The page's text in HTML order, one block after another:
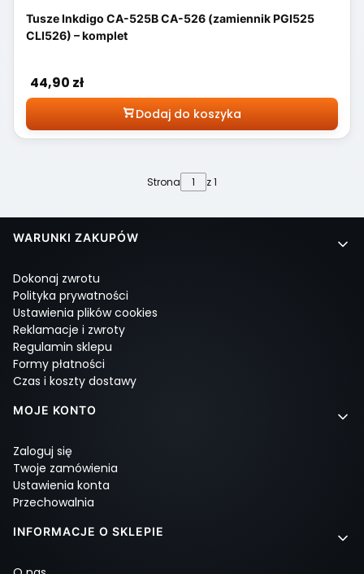
Tusze Inkdigo CA-525B CA-526 (zamiennik PGI525
CLI526) – komplet
Cena
44,90 zł
Dodaj do koszyka
Strona z 1
Linki w stopce
WARUNKI ZAKUPÓW
Dokonaj zwrotu
Polityka prywatności
Ustawienia plików cookies
Reklamacje i zwroty
Regulamin sklepu
Formy płatności
Czas i koszty dostawy
MOJE KONTO
Zaloguj się
Twoje zamówienia
Ustawienia konta
Przechowalnia
INFORMACJE O SKLEPIE